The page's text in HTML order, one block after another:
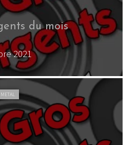
du mois
2021